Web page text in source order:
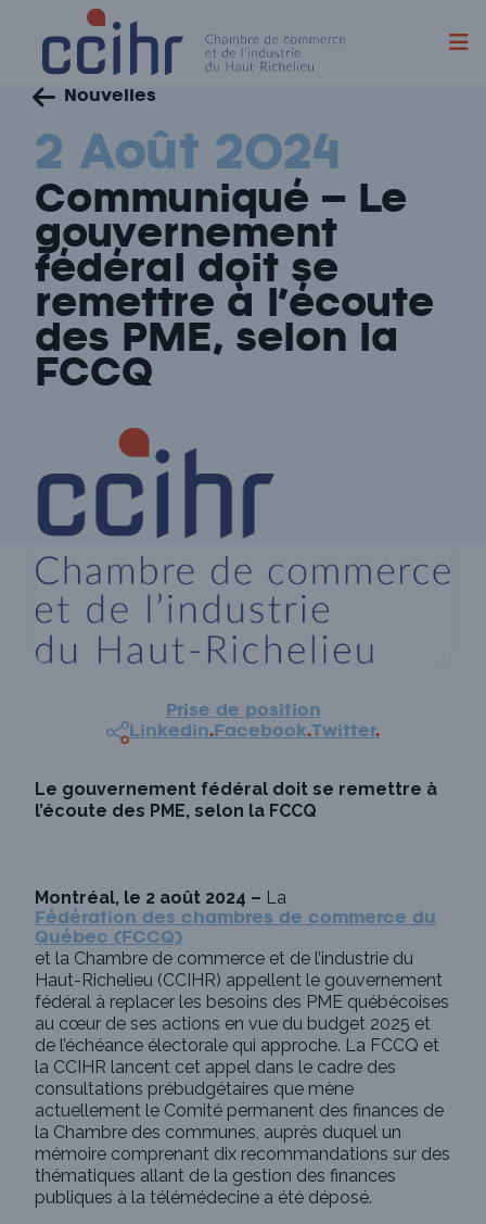
content
Nouvelles
2 Août 2024
Communiqué – Le
gouvernement
fédéral doit se
remettre à l’écoute
des PME, selon la
FCCQ
Prise de position
Linkedin.Facebook.Twitter.
Le gouvernement fédéral doit se remettre à
l’écoute des PME, selon la FCCQ
Montréal, le 2 août 2024 – La
Fédération des chambres de commerce du
Québec (FCCQ)
et la Chambre de commerce et de l’industrie du
Haut-Richelieu (CCIHR) appellent le gouvernement
fédéral à replacer les besoins des PME québécoises
au cœur de ses actions en vue du budget 2025 et
de l’échéance électorale qui approche. La FCCQ et
la CCIHR lancent cet appel dans le cadre des
consultations prébudgétaires que mène
actuellement le Comité permanent des finances de
la Chambre des communes, auprès duquel un
mémoire comprenant dix recommandations sur des
thématiques allant de la gestion des finances
publiques à la télémédecine a été déposé.